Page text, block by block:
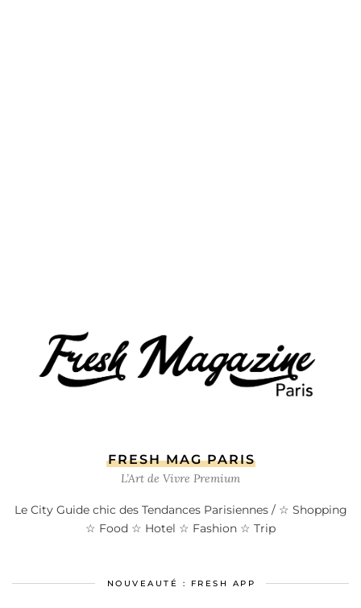
FRESH MAG PARIS
L’Art de Vivre Premium
Le City Guide chic des Tendances Parisiennes / ☆ Shopping
☆ Food ☆ Hotel ☆ Fashion ☆ Trip
NOUVEAUTÉ : FRESH APP